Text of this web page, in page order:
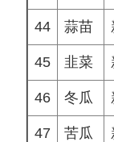
44 蒜苗
45 韭菜
46 冬瓜
47 苦瓜